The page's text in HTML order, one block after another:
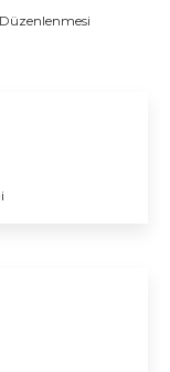
Düzenlenmesi